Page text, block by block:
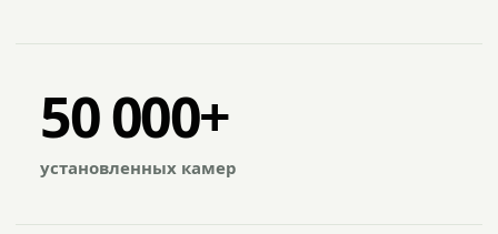
50 000+
установленных камер